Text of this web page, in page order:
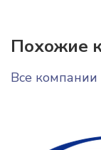
Похожие
Все компании